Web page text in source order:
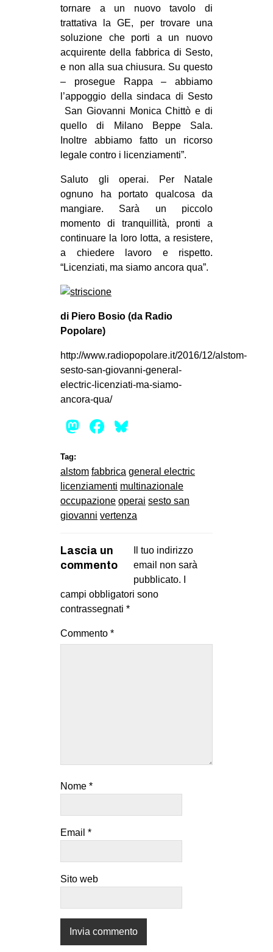
tornare a un nuovo tavolo di
trattativa la GE, per trovare una
soluzione che porti a un nuovo
acquirente della fabbrica di Sesto,
e non alla sua chiusura. Su questo
– prosegue Rappa – abbiamo
l’appoggio della sindaca di Sesto
San Giovanni Monica Chittò e di
quello di Milano Beppe Sala.
Inoltre abbiamo fatto un ricorso
legale contro i licenziamenti”.
Saluto gli operai. Per Natale
ognuno ha portato qualcosa da
mangiare. Sarà un piccolo
momento di tranquillità, pronti a
continuare la loro lotta, a resistere,
a chiedere lavoro e rispetto.
“Licenziati, ma siamo ancora qua”.
di Piero Bosio (da Radio
Popolare)
http://www.radiopopolare.it/2016/12/alstom-
sesto-san-giovanni-general-
electric-licenziati-ma-siamo-
ancora-qua/
Mastodon
Facebook
Tag:
alstom fabbrica general electric
licenziamenti multinazionale
occupazione operai sesto san
giovanni vertenza
Lascia un
commento
Il tuo indirizzo
email non sarà
pubblicato.
campi obbligatori sono
contrassegnati *
Commento *
Nome *
Email *
Sito web